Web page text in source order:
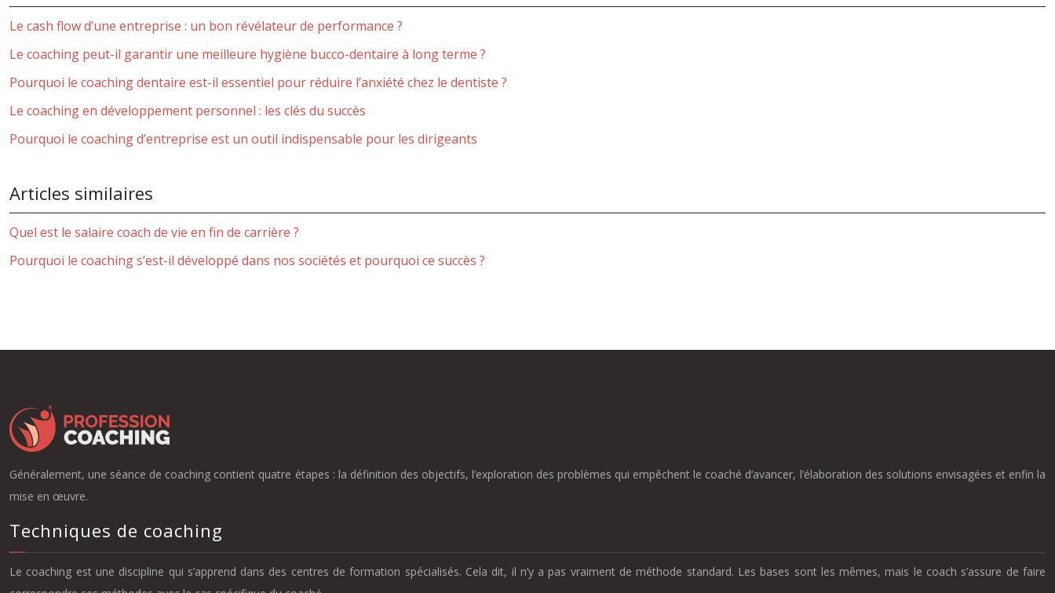
Le cash flow d’une entreprise : un bon révélateur de performance ?
Le coaching peut-il garantir une meilleure hygiène bucco-dentaire à long terme ?
Pourquoi le coaching dentaire est-il essentiel pour réduire l’anxiété chez le dentiste ?
Le coaching en développement personnel : les clés du succès
Pourquoi le coaching d’entreprise est un outil indispensable pour les dirigeants
Articles similaires
Quel est le salaire coach de vie en fin de carrière ?
Pourquoi le coaching s’est-il développé dans nos sociétés et pourquoi ce succès ?
Généralement, une séance de coaching contient quatre étapes : la définition des objectifs, l’exploration des problèmes qui empêchent le coaché d’avancer, l’élaboration des solutions envisagées et enfin la
mise en œuvre.
Techniques de coaching
Le coaching est une discipline qui s’apprend dans des centres de formation spécialisés. Cela dit, il n’y a pas vraiment de méthode standard. Les bases sont les mêmes, mais le coach s’assure de faire